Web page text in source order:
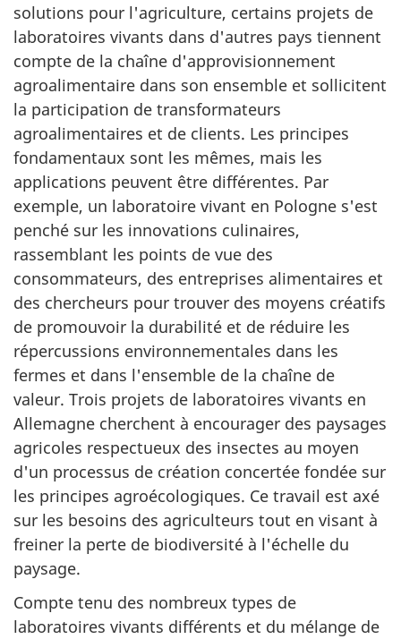
solutions pour l'agriculture, certains projets de
laboratoires vivants dans d'autres pays tiennent
compte de la chaîne d'approvisionnement
agroalimentaire dans son ensemble et sollicitent
la participation de transformateurs
agroalimentaires et de clients. Les principes
fondamentaux sont les mêmes, mais les
applications peuvent être différentes. Par
exemple, un laboratoire vivant en Pologne s'est
penché sur les innovations culinaires,
rassemblant les points de vue des
consommateurs, des entreprises alimentaires et
des chercheurs pour trouver des moyens créatifs
de promouvoir la durabilité et de réduire les
répercussions environnementales dans les
fermes et dans l'ensemble de la chaîne de
valeur. Trois projets de laboratoires vivants en
Allemagne cherchent à encourager des paysages
agricoles respectueux des insectes au moyen
d'un processus de création concertée fondée sur
les principes agroécologiques. Ce travail est axé
sur les besoins des agriculteurs tout en visant à
freiner la perte de biodiversité à l'échelle du
paysage.
Compte tenu des nombreux types de
laboratoires vivants différents et du mélange de